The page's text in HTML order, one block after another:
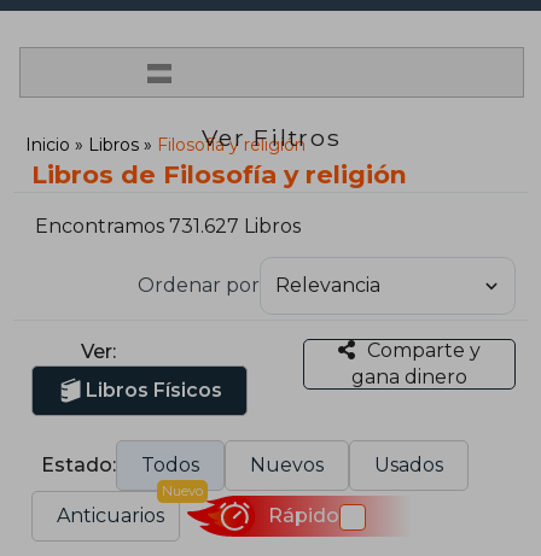
=
Ver Filtros
Inicio Libros Filosofía y religión
Libros de Filosofía y religión
Encontramos 731.627 Libros
Ordenar por
Ver:
Libros Físicos
Comparte y
gana dinero
Estado: Todos Nuevos Usados
Anticuarios
Nuevo
Rápido